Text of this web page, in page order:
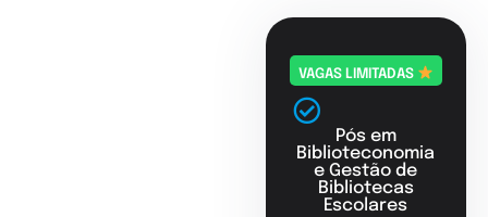
VAGAS LIMITADAS
Pós em
Biblioteconomia
e Gestão de
Bibliotecas
Escolares